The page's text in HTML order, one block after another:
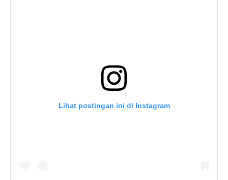
Lihat postingan ini di Instagram